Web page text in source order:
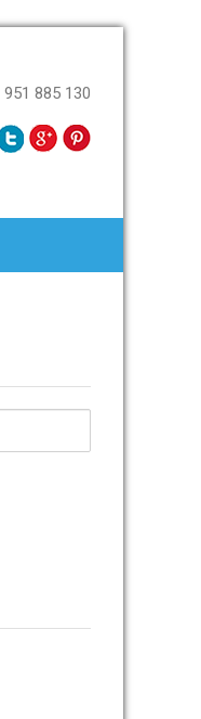
951 885 130